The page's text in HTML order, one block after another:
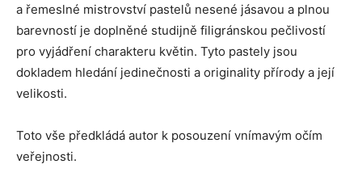
a řemeslné mistrovství pastelů nesené jásavou a plnou
barevností je doplněné studijně filigránskou pečlivostí
pro vyjádření charakteru květin. Tyto pastely jsou
dokladem hledání jedinečnosti a originality přírody a její
velikosti.
Toto vše předkládá autor k posouzení vnímavým očím
veřejnosti.